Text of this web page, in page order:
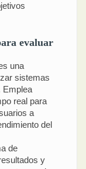
evaluar
una
sistemas
Emplea
real para
a
del
de
y